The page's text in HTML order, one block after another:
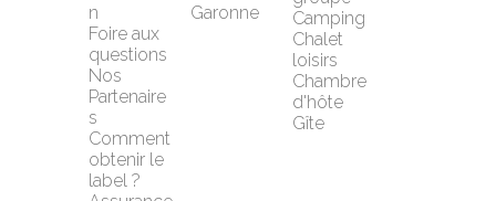
n
Foire aux
questions
Nos
Partenaire
s
Comment
obtenir le
label ?
Garonne
Camping
Chalet
loisirs
Chambre
d'hôte
Gîte